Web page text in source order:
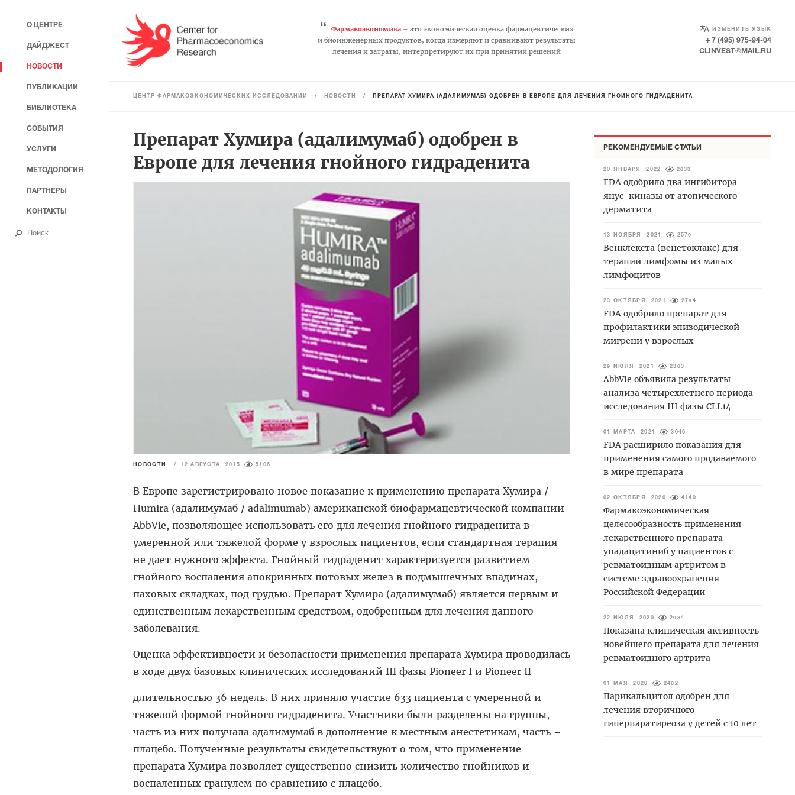
“ Фармакоэкономика– это экономическая оценка фармацевтических
и биоинженерных продуктов, когда измеряют и сравнивают результаты
лечения и затраты, интерпретируют их при принятии решений
ИЗМЕНИТЬ ЯЗЫК
SELECT LANGUAGE
+ 7 (495) 975-94-04
CLINVEST@MAIL.RU
ЦЕНТР ФАРМАКОЭКОНОМИЧЕСКИХ ИССЛЕДОВАНИЙ / НОВОСТИ / ПРЕПАРАТ ХУМИРА (АДАЛИМУМАБ) ОДОБРЕН В ЕВРОПЕ ДЛЯ ЛЕЧЕНИЯ ГНОЙНОГО ГИДРАДЕНИТА
Препарат Хумира (адалимумаб) одобрен в
Европе для лечения гнойного гидраденита
НОВОСТИ / 12 АВГУСТА 2015 5106
В Европе зарегистрировано новое показание к применению препарата Хумира /
Humira (адалимумаб / adalimumab) американской биофармацевтической компании
AbbVie, позволяющее использовать его для лечения гнойного гидраденита в
умеренной или тяжелой форме у взрослых пациентов, если стандартная терапия
не дает нужного эффекта. Гнойный гидраденит характеризуется развитием
гнойного воспаления апокринных потовых желез в подмышечных впадинах,
паховых складках, под грудью. Препарат Хумира (адалимумаб) является первым и
единственным лекарственным средством, одобренным для лечения данного
заболевания.
Оценка эффективности и безопасности применения препарата Хумира проводилась
в ходе двух базовых клинических исследований III фазы Pioneer I и Pioneer II
длительностью 36 недель. В них приняло участие 633 пациента с умеренной и
тяжелой формой гнойного гидраденита. Участники были разделены на группы,
часть из них получала адалимумаб в дополнение к местным анестетикам, часть –
плацебо. Полученные результаты свидетельствуют о том, что применение
препарата Хумира позволяет существенно снизить количество гнойников и
воспаленных гранулем по сравнению с плацебо.
РЕКОМЕНДУЕМЫЕ СТАТЬИ
20 ЯНВАРЯ 2022 2833
FDA одобрило два ингибитора
янус-киназы от атопического
дерматита
13 НОЯБРЯ 2021 2579
Венклекста (венетоклакс) для
терапии лимфомы из малых
лимфоцитов
23 ОКТЯБРЯ 2021 2794
FDA одобрило препарат для
профилактики эпизодической
мигрени у взрослых
29 ИЮЛЯ 2021 2383
AbbVie объявила результаты
анализа четырехлетнего периода
исследования III фазы CLL14
01 МАРТА 2021 3046
FDA расширило показания для
применения самого продаваемого
в мире препарата
02 ОКТЯБРЯ 2020 4140
Фармакоэкономическая
целесообразность применения
лекарственного препарата
упадацитиниб у пациентов с
ревматоидным артритом в
системе здравоохранения
Российской Федерации
22 ИЮЛЯ 2020 2984
Показана клиническая активность
новейшего препарата для лечения
ревматоидного артрита
01 МАЯ 2020 2482
Парикальцитол одобрен для
лечения вторичного
гиперпаратиреоза у детей с 10 лет
О ЦЕНТРЕ
ДАЙДЖЕСТ
НОВОСТИ
ПУБЛИКАЦИИ
БИБЛИОТЕКА
СОБЫТИЯ
УСЛУГИ
МЕТОДОЛОГИЯ
ПАРТНЕРЫ
КОНТАКТЫ